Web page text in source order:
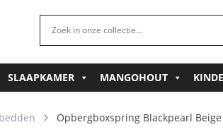
SLAAPKAMER MANGOHOUT
Opbergboxspring Blackpearl